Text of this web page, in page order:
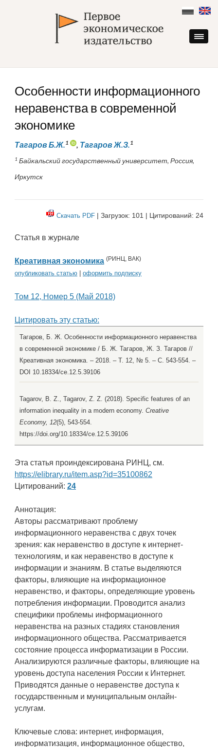
content
Особенности информационного
неравенства в современной
экономике
Тагаров Б.Ж.1 , Тагаров Ж.З.1
1 Байкальский государственный университет, Россия,
Иркутск
Скачать PDF | Загрузок: 101 | Цитирований: 24
Статья в журнале
Креативная экономика (РИНЦ, ВАК)
опубликовать статью оформить подписку
Том 12, Номер 5 (Май 2018)
Цитировать эту статью:
Тагаров, Б. Ж. Особенности информационного неравенства
в современной экономике / Б. Ж. Тагаров, Ж. З. Тагаров //
Креативная экономика. – 2018. – Т. 12, № 5. – С. 543-554. –
DOI 10.18334/ce.12.5.39106
Tagarov, B. Z., Tagarov, Z. Z. (2018). Specific features of an
information inequality in a modern economy. Creative
Economy, 12(5), 543-554.
https://doi.org/10.18334/ce.12.5.39106
Эта статья проиндексирована РИНЦ, см.
https://elibrary.ru/item.asp?id=35100862
Цитирований: 24
Аннотация:
Авторы рассматривают проблему
информационного неравенства с двух точек
зрения: как неравенство в доступе к интернет-
технологиям, и как неравенство в доступе к
информации и знаниям. В статье выделяются
факторы, влияющие на информационное
неравенство, и факторы, определяющие уровень
потребления информации. Проводится анализ
специфики проблемы информационного
неравенства на разных стадиях становления
информационного общества. Рассматривается
состояние процесса информатизации в России.
Анализируются различные факторы, влияющие на
уровень доступа населения России к Интернет.
Приводятся данные о неравенстве доступа к
государственным и муниципальным онлайн-
услугам.
Ключевые слова: интернет, информация,
информатизация, информационное общество,